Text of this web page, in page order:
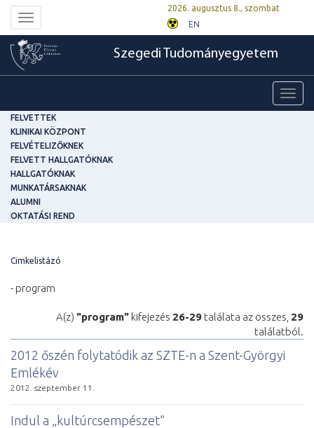
Toggle
navigation
2026. augusztus 8., szombat
EN
Szegedi Tudományegyetem
FELVETTEK
KLINIKAI KÖZPONT
FELVÉTELIZŐKNEK
FELVETT HALLGATÓKNAK
HALLGATÓKNAK
MUNKATÁRSAKNAK
ALUMNI
OKTATÁSI REND
Cimkelistázó
- program
A(z) "program" kifejezés 26-29 találata az összes, 29
találatból.
2012 őszén folytatódik az SZTE-n a Szent-Györgyi
Emlékév
2012. szeptember 11.
Indul a „kultúrcsempészet”